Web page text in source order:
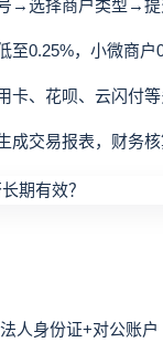
选择商户类型→提
0.25%，小微商户
、花呗、云闪付等
交易报表，财务核
身份证+对公账户